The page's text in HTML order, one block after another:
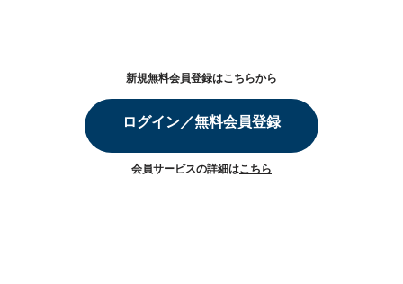
新規無料会員登録はこちらから
ログイン／無料会員登録
会員サービスの詳細はこちら